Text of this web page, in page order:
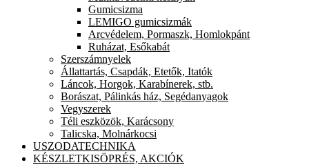
Gumicsizma
LEMIGO gumicsizmák
Arcvédelem, Pormaszk, Homlokpánt
Ruházat, Esőkabát
Szerszámnyelek
Állattartás, Csapdák, Etetők, Itatók
Láncok, Horgok, Karabínerek, stb.
Borászat, Pálinkás ház, Segédanyagok
Vegyszerek
Téli eszközök, Karácsony
Talicska, Molnárkocsi
USZODATECHNIKA
KÉSZLETKISÖPRÉS, AKCIÓK